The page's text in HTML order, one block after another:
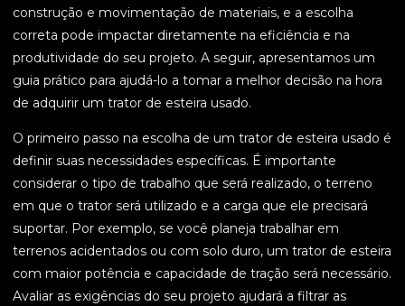
construção e movimentação de materiais, e a escolha
correta pode impactar diretamente na eficiência e na
produtividade do seu projeto. A seguir, apresentamos um
guia prático para ajudá-lo a tomar a melhor decisão na hora
de adquirir um trator de esteira usado.
O primeiro passo na escolha de um trator de esteira usado é
definir suas necessidades específicas. É importante
considerar o tipo de trabalho que será realizado, o terreno
em que o trator será utilizado e a carga que ele precisará
suportar. Por exemplo, se você planeja trabalhar em
terrenos acidentados ou com solo duro, um trator de esteira
com maior potência e capacidade de tração será necessário.
Avaliar as exigências do seu projeto ajudará a filtrar as